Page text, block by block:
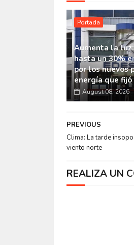
Portada
Aumenta la
hasta un 30%
por los nuevos
energía que fijó
August 08, 2026
PREVIOUS
Clima: La tarde
viento norte
REALIZA UN